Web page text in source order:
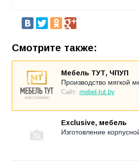
Смотрите также:
Мебель ТУТ, ЧПУП
Производство мягкой
Сайт: mebel-tut.by
Exclusive, мебель
Изготовление